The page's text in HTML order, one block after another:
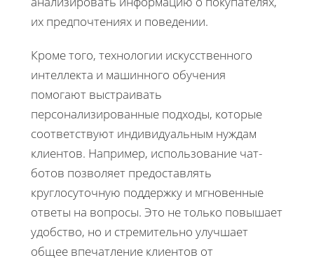
их предпочтениях и поведении.
Кроме того, технологии искусственного
интеллекта и машинного обучения
помогают выстраивать
персонализированные подходы, которые
соответствуют индивидуальным нуждам
клиентов. Например, использование чат-
ботов позволяет предоставлять
круглосуточную поддержку и мгновенные
ответы на вопросы. Это не только повышает
удобство, но и стремительно улучшает
общее впечатление клиентов от